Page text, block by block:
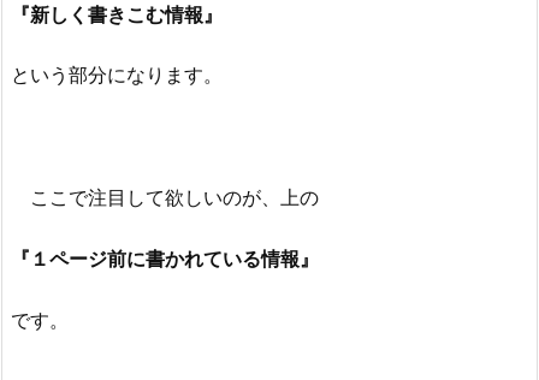
『新しく書きこむ情報』
という部分になります。
ここで注目して欲しいのが、上の
『１ページ前に書かれている情報』
です。